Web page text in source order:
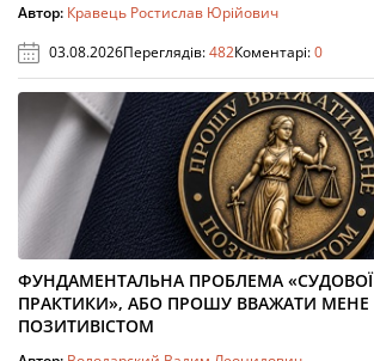
Автор: Кравець Ростислав Юрійович
03.08.2026Переглядів:482Коментарі:0
ФУНДАМЕНТАЛЬНА ПРОБЛЕМА «СУДОВОЇ
ПРАКТИКИ», АБО ПРОШУ ВВАЖАТИ МЕНЕ
ПОЗИТИВІСТОМ